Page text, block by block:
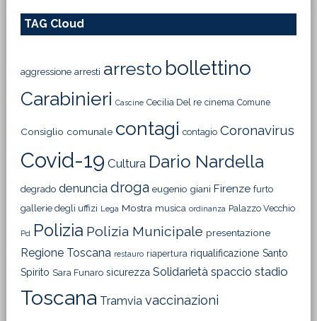
TAG Cloud
aggressione arresti arresto bollettino
Carabinieri Cascine Cecilia Del re cinema Comune
Consiglio comunale contagi contagio Coronavirus
Covid-19 Cultura Dario Nardella
degrado denuncia droga eugenio giani Firenze furto
gallerie degli uffizi Lega Mostra musica ordinanza Palazzo Vecchio
Pd Polizia Polizia Municipale presentazione
Regione Toscana restauro riapertura riqualificazione Santo
Spirito Sara Funaro sicurezza Solidarietà spaccio stadio
Toscana Tramvia vaccinazioni